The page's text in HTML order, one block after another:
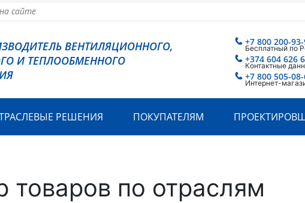
ВЕНТИЛЯЦИОННОГО,
И ТЕПЛООБМЕННОГО
+7 800 200-
Бесплатный по
+7 800 505-
Интернет-
+374 604 626
Контактные
РЕШЕНИЯ ПОКУПАТЕЛЯМ
товаров по отраслям